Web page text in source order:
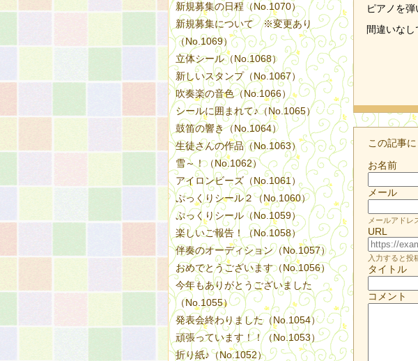
ピアノを
間違いなし
この記事
お名前
メール
メールアドレ
URL
入力すると投
タイトル
コメント
新規募集の日程（No.1070）
新規募集について ※変更あり
（No.1069）
立体シール（No.1068）
新しいスタンプ（No.1067）
吹奏楽の音色（No.1066）
シールに囲まれて♪（No.1065）
鼓笛の響き（No.1064）
生徒さんの作品（No.1063）
雪～！（No.1062）
アイロンビーズ（No.1061）
ぷっくりシール２（No.1060）
ぷっくりシール（No.1059）
楽しいご報告！（No.1058）
伴奏のオーディション（No.1057）
おめでとうございます（No.1056）
今年もありがとうございました
（No.1055）
発表会終わりました（No.1054）
頑張っています！！（No.1053）
折り紙♪（No.1052）